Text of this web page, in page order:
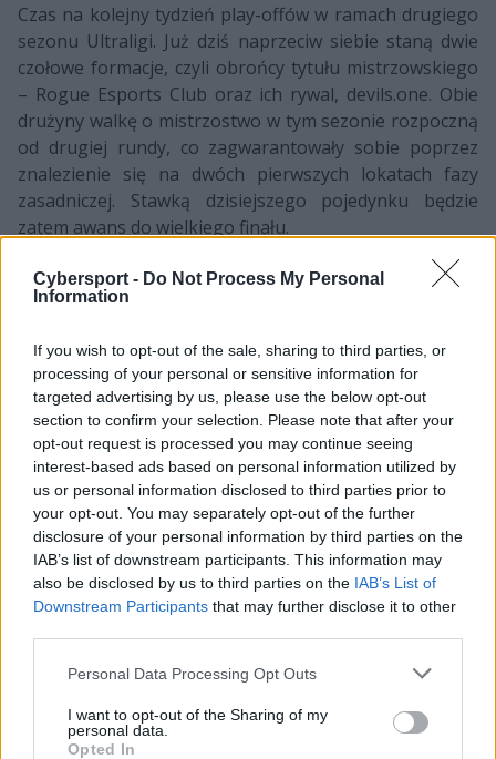
Cybersport - Do Not Process My Personal
Information
If you wish to opt-out of the sale, sharing to third parties, or
processing of your personal or sensitive information for
targeted advertising by us, please use the below opt-out
section to confirm your selection. Please note that after your
opt-out request is processed you may continue seeing
interest-based ads based on personal information utilized by
us or personal information disclosed to third parties prior to
your opt-out. You may separately opt-out of the further
disclosure of your personal information by third parties on the
IAB’s list of downstream participants. This information may
also be disclosed by us to third parties on the IAB’s List of
Downstream Participants that may further disclose it to other
Personal Data Processing Opt Outs
I want to opt-out of the Sharing of my
personal data.
Opted In
Czas na kolejny tydzień play-offów w ramach drugiego
sezonu Ultraligi. Już dziś naprzeciw siebie staną dwie
czołowe formacje, czyli obrońcy tytułu mistrzowskiego
– Rogue Esports Club oraz ich rywal, devils.one. Obie
drużyny walkę o mistrzostwo w tym sezonie rozpoczną
od drugiej rundy, co zagwarantowały sobie poprzez
znalezienie się na dwóch pierwszych lokatach fazy
zasadniczej. Stawką dzisiejszego pojedynku będzie
zatem awans do wielkiego finału.
Rogue
Esports
vs
Dla zespołuMarcina "Selfiego" Wolskiego faza
zasadnicza rozgrywek była w zasadzie formalnością, bo
REC zgodnie z przewidywaniami dosłownie zmiażdżyło
każdego ze swoich rywali, nie pozostawiając złudzeń na
temat tego, kto w Ultralidze jest najsilniejszy. Choć nie
obyło się bez potknięć, bo to, choć symboliczne, miało
miejsce w trakcie piątego tygodnia zmagań, kiedy to
niespodziewanie PRIDE zdołało jako jedyne w tym
sezonie pokonać Łobuzów. Jak doskonale wiadomo,
tygodniach, gdzie Rogue skrupulatnie niszczyło
kolejnych rywali na swojej drodze, utrzymując pierwszą
lokatę z gigantyczną przewagą.